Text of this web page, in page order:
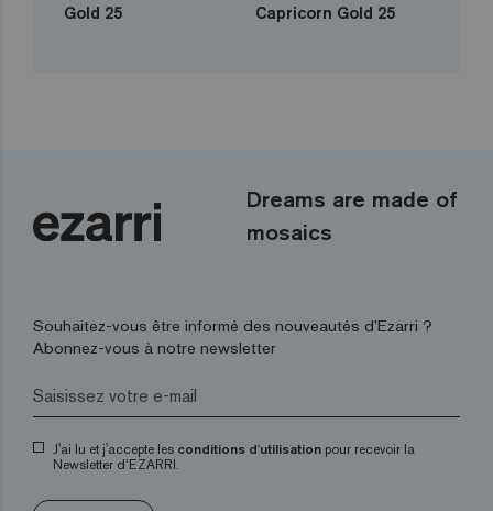
Gold 25 Capricorn Gold 25
Dreams are made of
mosaics
Souhaitez-vous être informé des nouveautés d’Ezarri ?
Abonnez-vous à notre newsletter
J'ai lu et j'accepte les conditions d'utilisation pour recevoir la
Newsletter d’EZARRI.